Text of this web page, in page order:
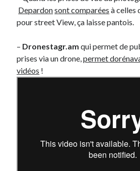
Depardonsont comparées à celles
pour street View, ça laisse pantois.
– Dronestagr.am qui permet de
prises via un drone,permet
vidéos !